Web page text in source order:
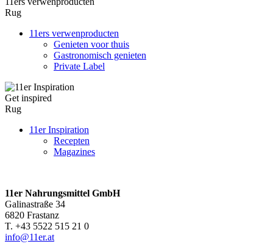
Rug
11ers verwenproducten
Genieten voor thuis
Gastronomisch genieten
Private Label
Get inspired
Rug
11er Inspiration
Recepten
Magazines
11er Nahrungsmittel GmbH
Galinastraße 34
6820 Frastanz
T. +43 5522 515 21 0
info@11er.at